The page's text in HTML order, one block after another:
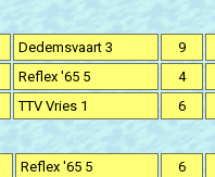
Dedemsvaart 3
9
Reflex '65 5
4
TTV Vries 1 6
Reflex '65 5
6